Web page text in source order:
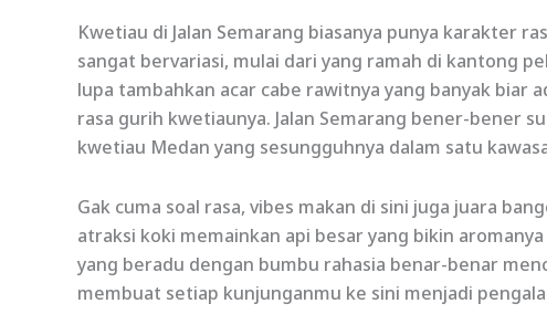
Kwetiau di Jalan Semarang biasanya punya karakter
sangat bervariasi, mulai dari yang ramah di kantong
lupa tambahkan acar cabe rawitnya yang banyak biar
rasa gurih kwetiaunya. Jalan Semarang bener-bener
kwetiau Medan yang sesungguhnya dalam satu
Gak cuma soal rasa, vibes makan di sini juga juara
atraksi koki memainkan api besar yang bikin
yang beradu dengan bumbu rahasia benar-benar
membuat setiap kunjunganmu ke sini menjadi